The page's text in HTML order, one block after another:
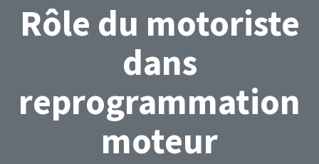
Rôle du motoriste
dans
reprogrammation
moteur